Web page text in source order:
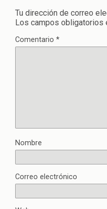
Tu dirección de correo
Los campos obligatorios
Comentario *
Nombre
Correo electrónico